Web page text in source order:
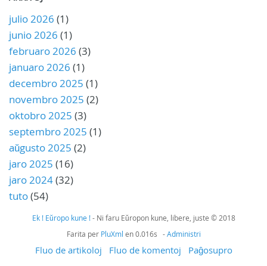
julio 2026 (1)
junio 2026 (1)
februaro 2026 (3)
januaro 2026 (1)
decembro 2025 (1)
novembro 2025 (2)
oktobro 2025 (3)
septembro 2025 (1)
aŭgusto 2025 (2)
jaro 2025 (16)
jaro 2024(32)
tuto(54)
Ek ! Eŭropo kune !- Ni faru Eŭropon kune, libere, juste © 2018
Farita per PluXml en 0.016s -Administri
Fluo de artikoloj Fluo de komentoj Paĝosupro